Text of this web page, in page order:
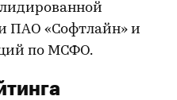
ПАО «Софтлайн» и
по МСФО.